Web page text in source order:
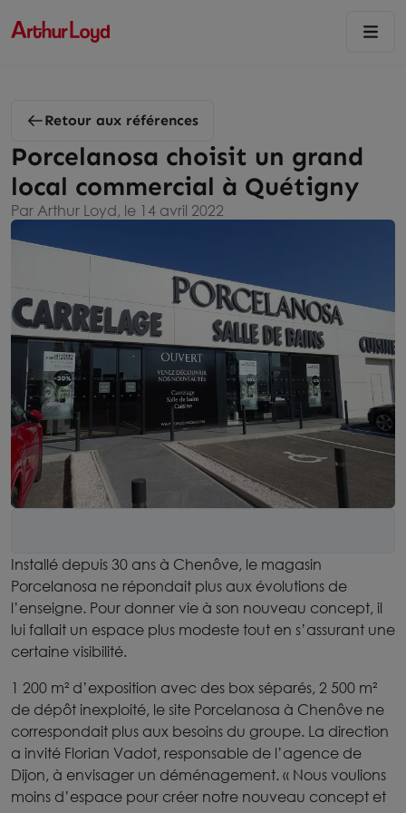
Retour aux références
Porcelanosa choisit un grand
local commercial à Quétigny
Par Arthur Loyd, le 14 avril 2022
Installé depuis 30 ans à Chenôve, le magasin
Porcelanosa ne répondait plus aux évolutions de
l’enseigne. Pour donner vie à son nouveau concept, il
lui fallait un espace plus modeste tout en s’assurant une
certaine visibilité.
1 200 m² d’exposition avec des box séparés, 2 500 m²
de dépôt inexploité, le site Porcelanosa à Chenôve ne
correspondait plus aux besoins du groupe. La direction
a invité Florian Vadot, responsable de l’agence de
Dijon, à envisager un déménagement. « Nous voulions
moins d’espace pour créer notre nouveau concept et